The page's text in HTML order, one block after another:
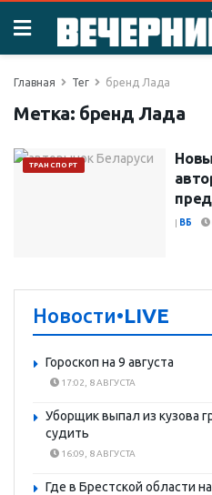
Главная Тег бренд Лада
Метка: бренд Лада
ТРАНСПОРТ
| ВБ
Новости•LIVE
Гороскоп на 9 августа
17:02, 8 АВГУСТА
Уборщик выпал из кузова
судить
16:09, 8 АВГУСТА
Где в Брестской области